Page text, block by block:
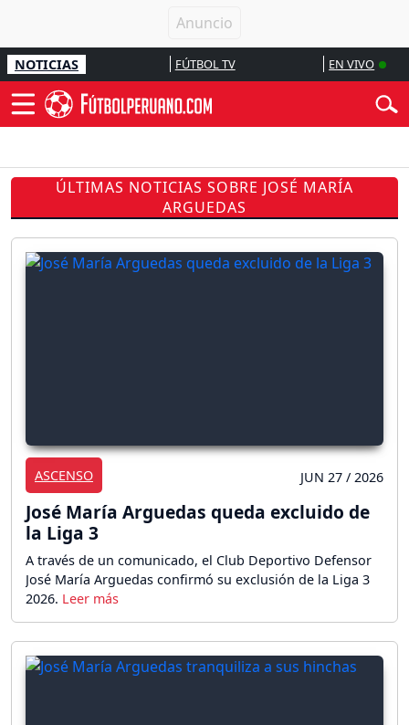
NOTICIAS FÚTBOL TV EN VIVO
ÚLTIMAS NOTICIAS SOBRE JOSÉ MARÍA
ARGUEDAS
ASCENSO JUN 27 / 2026
José María Arguedas queda excluido de
la Liga 3
A través de un comunicado, el Club Deportivo Defensor
José María Arguedas confirmó su exclusión de la Liga 3
2026.